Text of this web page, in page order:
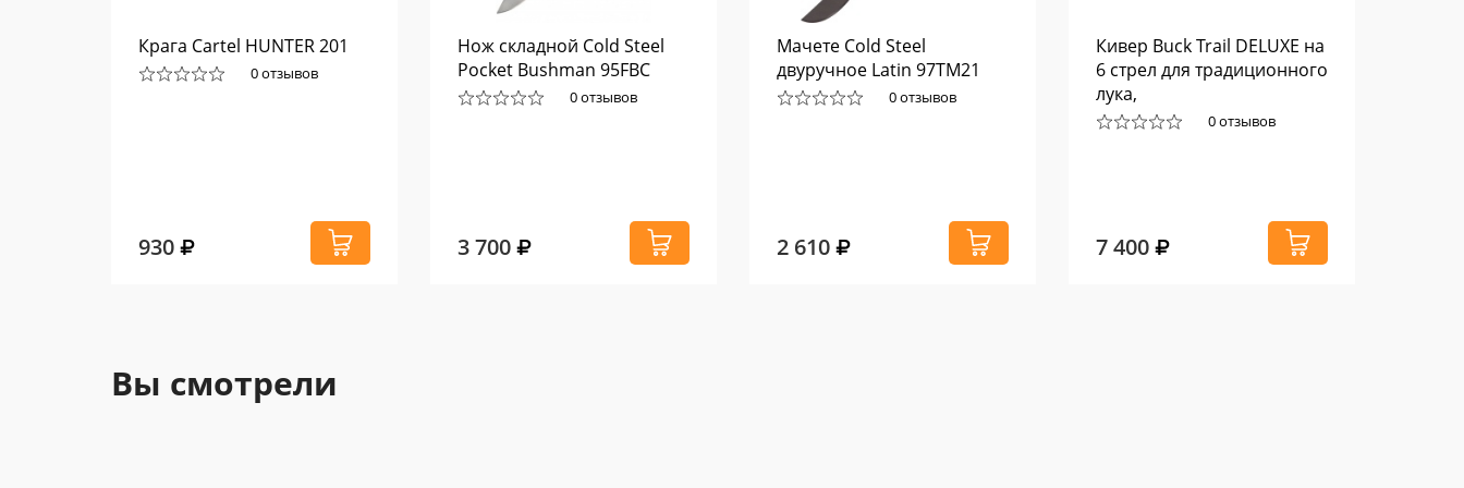
Крага Cartel HUNTER 201
0 отзывов
930
Нож складной Cold Steel
Pocket Bushman 95FBC
0 отзывов
3 700
Мачете Cold Steel
двуручное Latin 97TM21
0 отзывов
2 610
Кивер Buck Trail DELUXE на
6 стрел для традиционного
лука,
0 отзывов
7 400
Вы смотрели